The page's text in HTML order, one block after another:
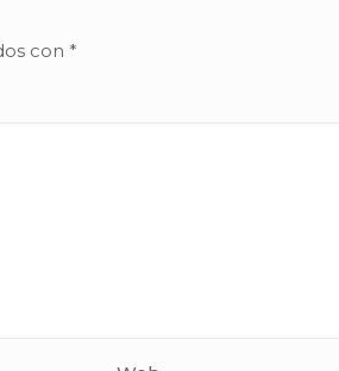
con *